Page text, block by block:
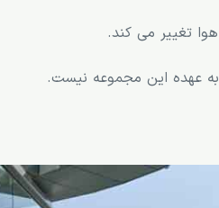
تغییر می کند.
به عهده این مجموعه نیست.